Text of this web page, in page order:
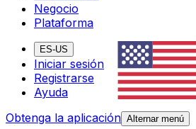
Negocio
Plataforma
ES-US
Iniciar sesión
Registrarse
Ayuda
Obtenga la aplicación Alternar menú